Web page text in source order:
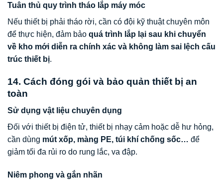
Tuân thủ quy trình tháo lắp máy móc
Nếu thiết bị phải tháo rời, cần có đội kỹ thuật chuyên môn
để thực hiện, đảm bảo quá trình lắp lại sau khi chuyển
về kho mới diễn ra chính xác và không làm sai lệch cấu
trúc thiết bị.
14. Cách đóng gói và bảo quản thiết bị an
toàn
Sử dụng vật liệu chuyên dụng
Đối với thiết bị điện tử, thiết bị nhạy cảm hoặc dễ hư hỏng,
cần dùng mút xốp, màng PE, túi khí chống sốc… để
giảm tối đa rủi ro do rung lắc, va đập.
Niêm phong và gắn nhãn